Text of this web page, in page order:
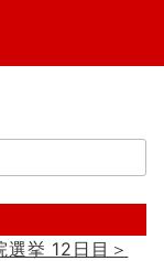
挙 12日目＞